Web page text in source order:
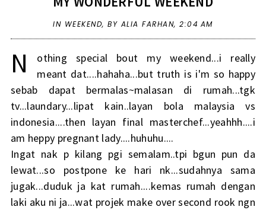
IN WEEKEND,BY ALIA FARHAN,2:04 AM
N
othing special bout my weekend...i really
meant dat....hahaha...but truth is i'm so happy
sebab dapat bermalas~malasan di rumah...tgk
tv...laundary...lipat kain..layan bola malaysia vs
indonesia....then layan final masterchef...yeahhh....i
am heppy pregnant lady....huhuhu....
Ingat nak p kilang pgi semalam..tpi bgun pun da
lewat...so postpone ke hari nk...sudahnya sama
jugak...duduk ja kat rumah....kemas rumah dengan
laki aku ni ja...wat projek make over second rook ngn